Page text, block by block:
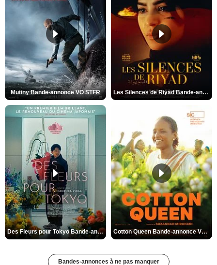
Mutiny Bande-annonce VO STFR Les Silences de Riyad Bande-annonce VO STFR
Des Fleurs pour Tokyo Bande-annonce VO STFR Cotton Queen Bande-annonce VO STFR
Bandes-annonces à ne pas manquer